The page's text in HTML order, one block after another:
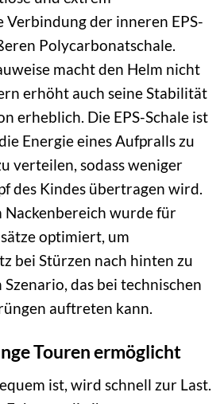
der inneren EPS-
Polycarbonatschale.
macht den Helm nicht
erhöht auch seine Stabilität
erheblich. Die EPS-Schale ist
Energie eines Aufpralls zu
verteilen, sodass weniger
des Kindes übertragen wird.
Nackenbereich wurde für
optimiert, um
bei Stürzen nach hinten zu
das bei technischen
auftreten kann.
Touren ermöglicht
ist, wird schnell zur Last.